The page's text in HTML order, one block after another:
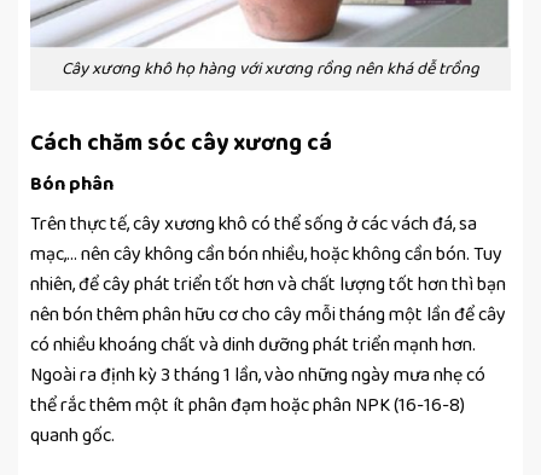
Cây xương khô họ hàng với xương rồng nên khá dễ trồng
Cách chăm sóc cây xương cá
Bón phân
Trên thực tế, cây xương khô có thể sống ở các vách đá, sa
mạc,… nên cây không cần bón nhiều, hoặc không cần bón. Tuy
nhiên, để cây phát triển tốt hơn và chất lượng tốt hơn thì bạn
nên bón thêm phân hữu cơ cho cây mỗi tháng một lần để cây
có nhiều khoáng chất và dinh dưỡng phát triển mạnh hơn.
Ngoài ra định kỳ 3 tháng 1 lần, vào những ngày mưa nhẹ có
thể rắc thêm một ít phân đạm hoặc phân NPK (16-16-8)
quanh gốc.